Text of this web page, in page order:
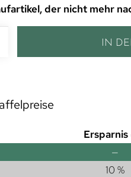
der nicht mehr
IN
Ersparnis
—
10 %